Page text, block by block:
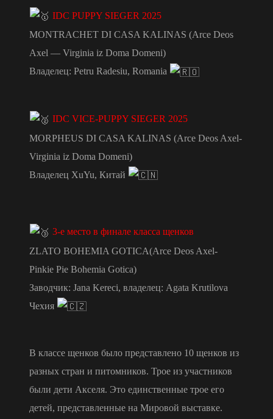
IDC PUPPY SIEGER 2025
MONTRACHET DI CASA KALINAS (Arce Deos
Axel — Virginia iz Doma Domeni)
Владелец: Petru Radesiu, Romania
IDC VICE-PUPPY SIEGER 2025
MORPHEUS DI CASA KALINAS (Arce Deos Axel-
Virginia iz Doma Domeni)
Владелец XuYu, Китай
3-е место в финале класса щенков
ZLATO BOHEMIA GOTICA(Arce Deos Axel-
Pinkie Pie Bohemia Gotica)
Заводчик: Jana Kereci, владелец: Agata Krutilova
Чехия
В классе щенков было представлено 10 щенков из
разных стран и питомников. Трое из участников
были дети Акселя. Это единственные трое его
детей, представленные на Мировой выставке.